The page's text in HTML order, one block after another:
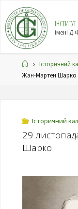
ІНСТИТУТ
імені
Історичний
Жан-Мартен Шарко
Історичний
29
Шарко